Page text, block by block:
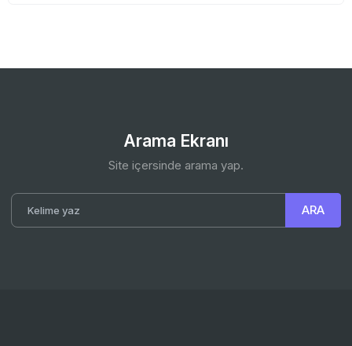
Arama Ekranı
Site içersinde arama yap.